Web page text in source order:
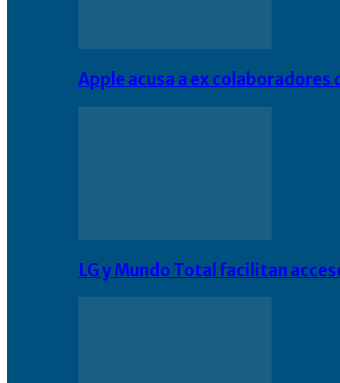
Apple acusa a ex
LG y Mundo Total facilitan